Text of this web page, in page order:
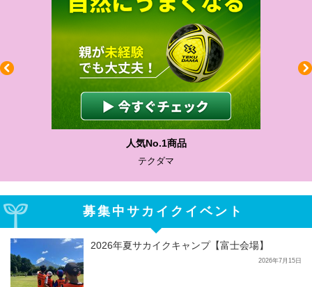
人気No.1商品
テクダマ
募集中サカイクイベント
2026年夏サカイクキャンプ【富士会場】
2026年7月15日